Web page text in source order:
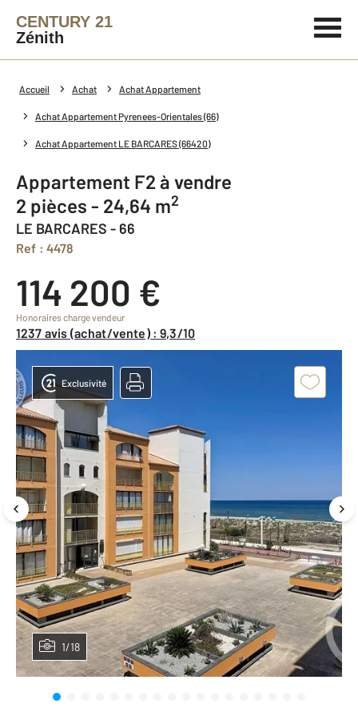
CENTURY 21
Zénith
Accueil Achat Achat Appartement
Achat Appartement Pyrenees-Orientales (66)
Achat Appartement LE BARCARES (66420)
Appartement F2 à vendre
2 pièces - 24,64 m2
LE BARCARES - 66
Ref : 4478
114 200 €
Honoraires charge vendeur
1237 avis (achat/vente) : 9,3/10
1/18
Exclusivité